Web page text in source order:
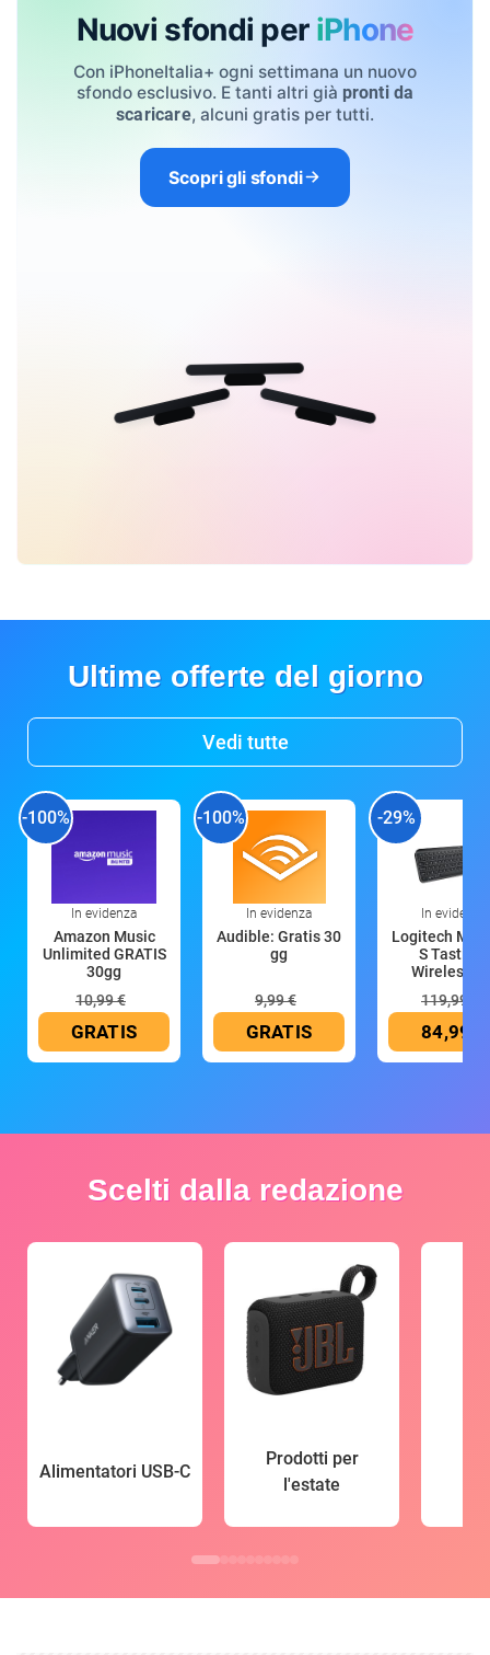
Nuovi sfondi per iPhone
Con iPhoneItalia+ ogni settimana un nuovo
sfondo esclusivo. E tanti altri già pronti da
scaricare, alcuni gratis per tutti.
Scopri gli sfondi
Ultime offerte del giorno
Vedi tutte
-100%
In evidenza
Amazon Music
Unlimited GRATIS
30gg
10,99 €
GRATIS
-100%
In evidenza
Audible: Gratis 30
gg
9,99 €
GRATIS
-29%
In evidenza
Logitech MX
S Tastiera
Wireless
119,99 €
84,99 €
Scelti dalla redazione
Alimentatori USB-C
Prodotti per
l'estate